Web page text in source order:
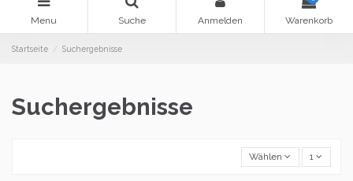
Menu Suche Anmelden Warenkorb
Startseite Suchergebnisse
Suchergebnisse
Wählen 1